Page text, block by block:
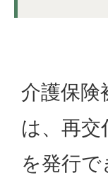
介護保険
は、再
を発行で